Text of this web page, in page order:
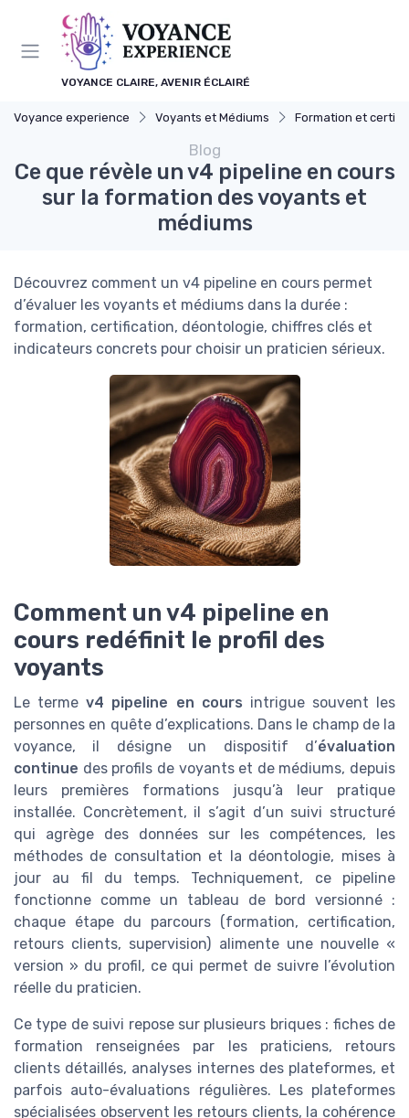
VOYANCE CLAIRE, AVENIR ÉCLAIRÉ
Voyance experience Voyants et Médiums Formation et
Blog
Ce que révèle un v4 pipeline en cours
sur la formation des voyants et
médiums
Découvrez comment un v4 pipeline en cours permet
d’évaluer les voyants et médiums dans la durée :
formation, certification, déontologie, chiffres clés et
indicateurs concrets pour choisir un praticien sérieux.
Comment un v4 pipeline en
cours redéfinit le profil des
voyants
Le termev4 pipeline en cours intrigue souvent les
personnes en quête d’explications. Dans le champ de la
voyance, il désigne un dispositif d’évaluation
continue des profils de voyants et de médiums, depuis
leurs premières formations jusqu’à leur pratique
installée. Concrètement, il s’agit d’un suivi structuré
qui agrège des données sur les compétences, les
méthodes de consultation et la déontologie, mises à
jour au fil du temps. Techniquement, ce pipeline
fonctionne comme un tableau de bord versionné :
chaque étape du parcours (formation, certification,
retours clients, supervision) alimente une nouvelle «
version » du profil, ce qui permet de suivre l’évolution
réelle du praticien.
Ce type de suivi repose sur plusieurs briques : fiches de
formation renseignées par les praticiens, retours
clients détaillés, analyses internes des plateformes, et
parfois auto-évaluations régulières. Les plateformes
spécialisées observent les retours clients, la cohérence
Panneau de gestion des cookies